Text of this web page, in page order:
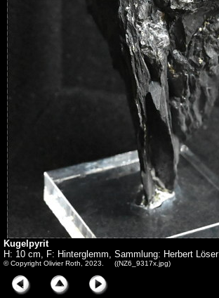
Kugelpyrit
H: 10 cm, F: Hinterglemm, Sammlung: Herbert Löser
© Copyright Olivier Roth, 2023. ((NZ6_9317x.jpg)